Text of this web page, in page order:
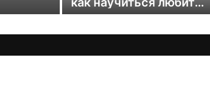
себя и быть уверенной
в себе